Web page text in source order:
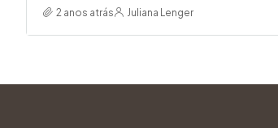
2 anos atrás Juliana Lenger